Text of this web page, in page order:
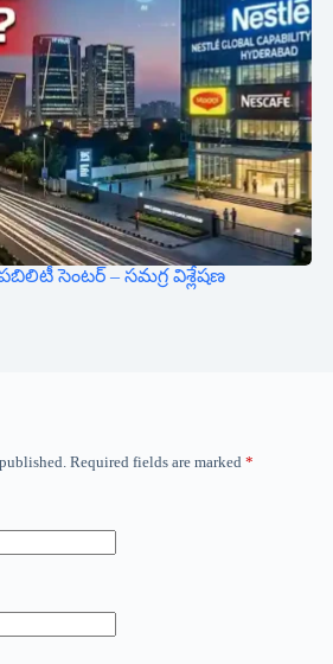
సెంటర్ – సమగ్ర విశ్లేషణ
Required fields are marked *